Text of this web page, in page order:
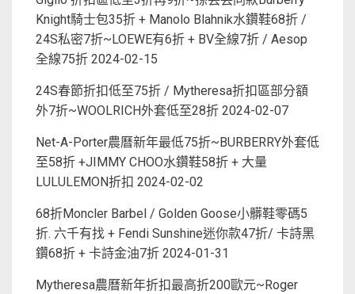
Knight騎士包35折 + Manolo Blahnik水鑽鞋68折 /
24S私密7折~LOEWE有6折 + BV全線7折 / Aesop
全線75折 2024-02-15
24S春節折扣低至75折 / Mytheresa折扣區部分額
外7折~WOOLRICH外套低至28折 2024-02-07
Net-A-Porter農曆新年最低75折~BURBERRY外套低
至58折 +JIMMY CHOO水鑽鞋58折 + 大量
LULULEMON折扣 2024-02-02
68折Moncler Barbel / Golden Goose小髒鞋零碼5
折. 六千有找 + Fendi Sunshine迷你款47折/ 卡詩黑
鑽68折 + 卡詩金油7折 2024-01-31
Mytheresa農曆新年折扣最高折200歐元~Roger